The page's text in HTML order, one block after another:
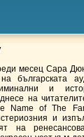
месец Сара
българската
и
на
Name of The
и
на